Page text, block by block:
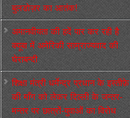
बुलडोज़र का आतंक!
अमानवीयता की हदें पार कर रही है
क्यूबा में अमेरिकी साम्राज्यवाद की
घेराबन्दी
शिक्षा मंत्री धर्मेन्द्र प्रधान के इस्तीफ़े
की माँग को लेकर दिल्ली के जन्तर-
मन्तर पर छात्रों-युवाओं का विरोध